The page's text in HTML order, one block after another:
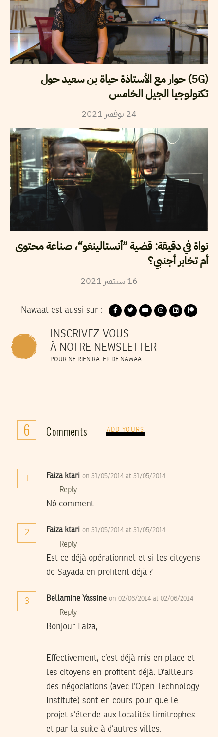
(5G) حوار مع الأستاذة حياة بن سعيد حول
تكنولوجيا الجيل الخامس
24 نوفمبر 2021
نواة في دقيقة: قضية ”أنستالينغو“، صناعة محتوى
أم تخابر أجنبي؟
16سبتمبر 2021
Nawaat est aussi sur :
INSCRIVEZ-VOUS
À NOTRE NEWSLETTER
POUR NE RIEN RATER DE NAWAAT
6 Comments ADD YOURS
1 Faiza ktari on 31/05/2014 at 31/05/2014
Reply
Nô comment
2 Faiza ktari on 31/05/2014 at 31/05/2014
Reply
Est ce déjà opérationnel et si les citoyens
de Sayada en profitent déjà ?
3 Bellamine Yassine on 02/06/2014 at 02/06/2014
Reply
Bonjour Faiza,
Effectivement, c’est déjà mis en place et
les citoyens en profitent déjà. D’ailleurs
des négociations (avec l’Open Technology
Institute) sont en cours pour que le
projet s’étende aux localités limitrophes
et par la suite à d’autres villes.